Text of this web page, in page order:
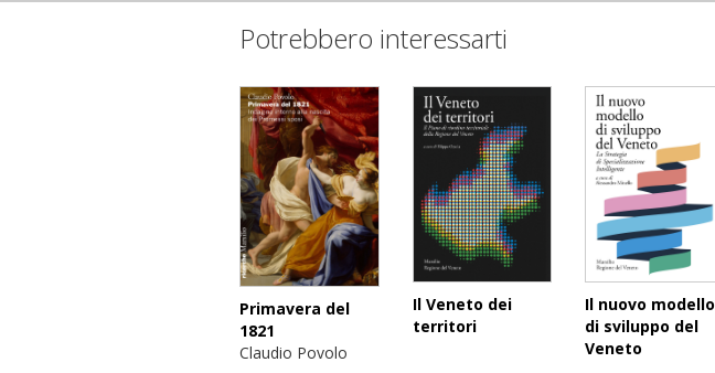
Potrebbero interessarti
Primavera del
1821
Claudio Povolo
Il Veneto dei
territori
Il nuovo modello
di sviluppo del
Veneto